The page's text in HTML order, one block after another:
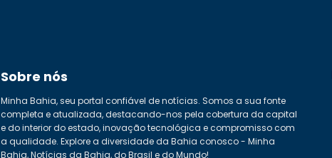
Sobre nós
Minha Bahia, seu portal confiável de notícias. Somos a sua fonte
completa e atualizada, destacando-nos pela cobertura da capital
e do interior do estado, inovação tecnológica e compromisso com
a qualidade. Explore a diversidade da Bahia conosco - Minha
Bahia, Notícias da Bahia, do Brasil e do Mundo!